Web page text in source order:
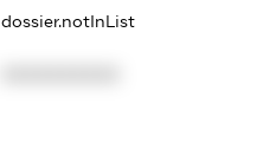
dossier.notInList